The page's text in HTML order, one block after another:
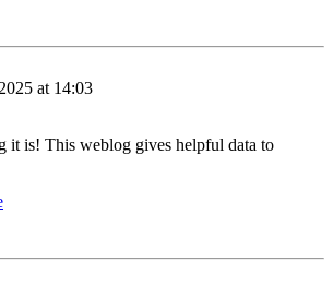
at 14:03
it is! This weblog gives helpful data to